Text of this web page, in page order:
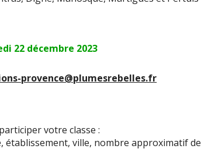
22 décembre 2023
provence@plumesrebelles.fr
votre classe :
établissement, ville, nombre approximatif de